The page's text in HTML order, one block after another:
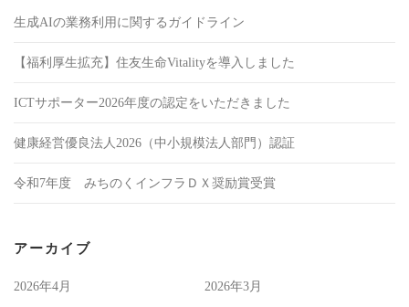
生成AIの業務利用に関するガイドライン
【福利厚生拡充】住友生命Vitalityを導入しました
ICTサポーター2026年度の認定をいただきました
健康経営優良法人2026（中小規模法人部門）認証
令和7年度 みちのくインフラＤＸ奨励賞受賞
アーカイブ
2026年4月 2026年3月